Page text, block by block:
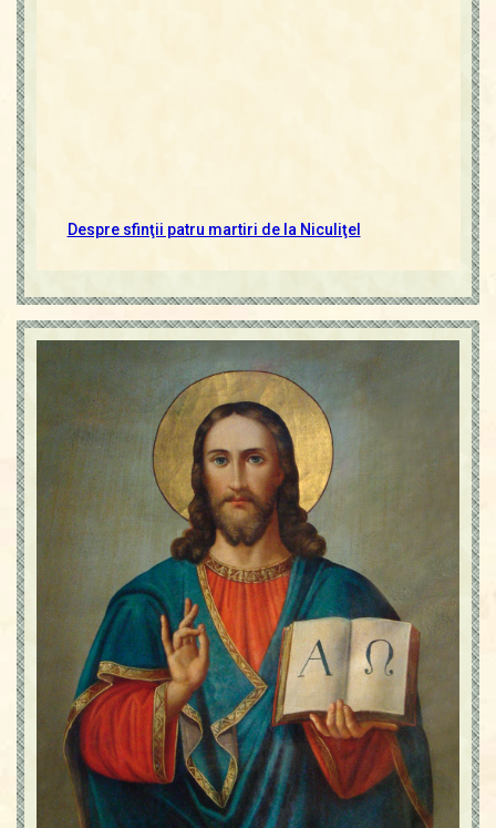
Despre sfinţii patru martiri de la Niculiţel